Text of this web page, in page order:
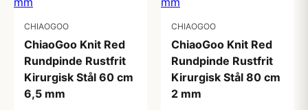
CHIAOGOO
ChiaoGoo Knit Red
Rundpinde Rustfrit
Kirurgisk Stål 60 cm
6,5 mm
CHIAOGOO
ChiaoGoo Knit Red
Rundpinde Rustfrit
Kirurgisk Stål 80 cm
2 mm